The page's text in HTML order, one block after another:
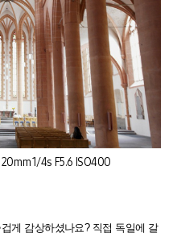
1/4s F5.6 ISO400
게 감상하셨나요? 직접 독일에 갈